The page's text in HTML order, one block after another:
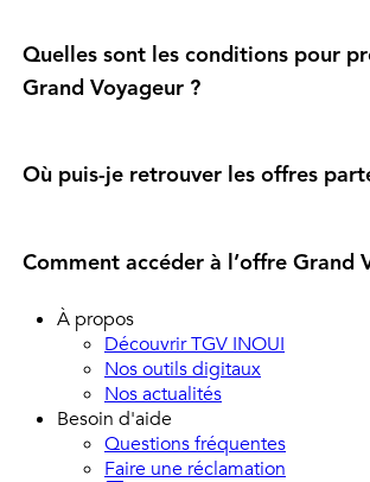
Quelles sont les conditions pour
Grand Voyageur ?
Où puis-je retrouver les offres
Comment accéder à l’offre Grand
À propos
Découvrir TGV INOUI
Nos outils digitaux
Nos actualités
Besoin d'aide
Questions fréquentes
Faire une réclamation